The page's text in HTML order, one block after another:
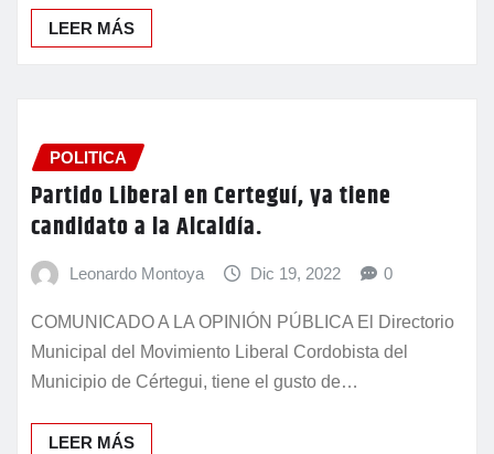
LEER MÁS
POLITICA
Partido Liberal en Certeguí, ya tiene
candidato a la Alcaldía.
Leonardo Montoya Dic 19, 2022 0
COMUNICADO A LA OPINIÓN PÚBLICA El Directorio
Municipal del Movimiento Liberal Cordobista del
Municipio de Cértegui, tiene el gusto de…
LEER MÁS